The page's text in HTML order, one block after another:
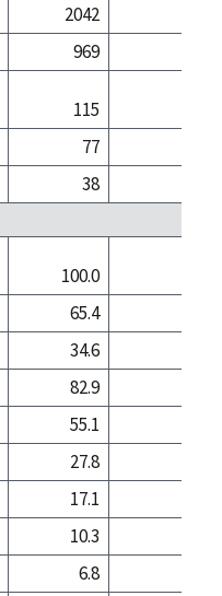
2042
969
115
77
38
100.0
65.4
34.6
82.9
55.1
27.8
17.1
10.3
6.8